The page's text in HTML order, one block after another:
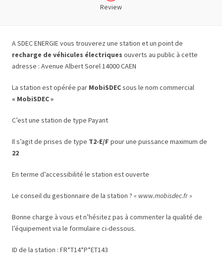
Review
A SDEC ENERGIE vous trouverez une station et un point de
recharge de véhicules électriques ouverts au public à cette
adresse : Avenue Albert Sorel 14000 CAEN
La station est opérée par MobiSDECsous le nom commercial
« MobiSDEC »
C’est une station de type Payant
Il s’agit de prises de type T2-E/F pour une puissance maximum de
22
En terme d’accessibilité le station est ouverte
Le conseil du gestionnaire de la station ? « www.mobisdec.fr »
Bonne charge à vous et n’hésitez pas à commenter la qualité de
l’équipement via le formulaire ci-dessous.
ID de la station : FR*T14*P*ET143